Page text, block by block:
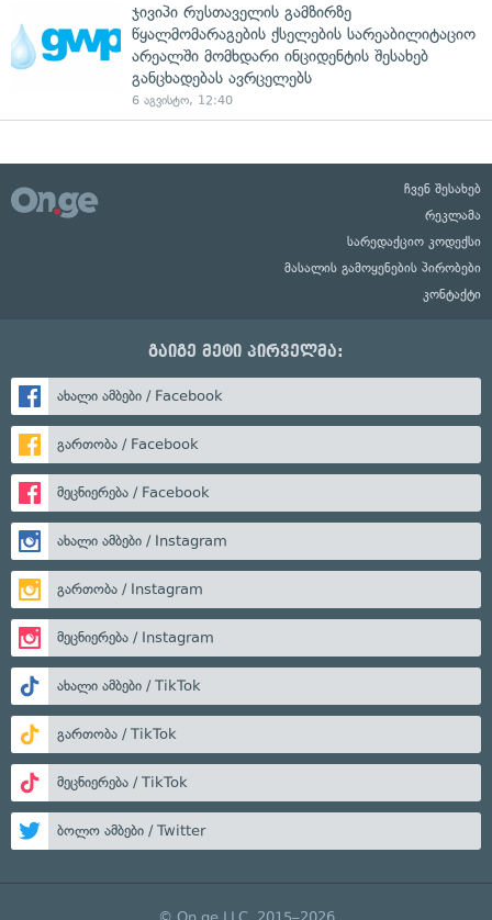
ჯივიპი რუსთაველის გამზირზე
წყალმომარაგების ქსელების სარეაბილიტაციო
არეალში მომხდარი ინციდენტის შესახებ
განცხადებას ავრცელებს
6 აგვისტო, 12:40
ჩვენ შესახებ
რეკლამა
სარედაქციო კოდექსი
მასალის გამოყენების პირობები
კონტაქტი
გაიგე მეტი პირველმა:
ახალი ამბები / Facebook
გართობა / Facebook
მეცნიერება / Facebook
ახალი ამბები / Instagram
გართობა / Instagram
მეცნიერება / Instagram
ახალი ამბები / TikTok
გართობა / TikTok
მეცნიერება / TikTok
ბოლო ამბები / Twitter